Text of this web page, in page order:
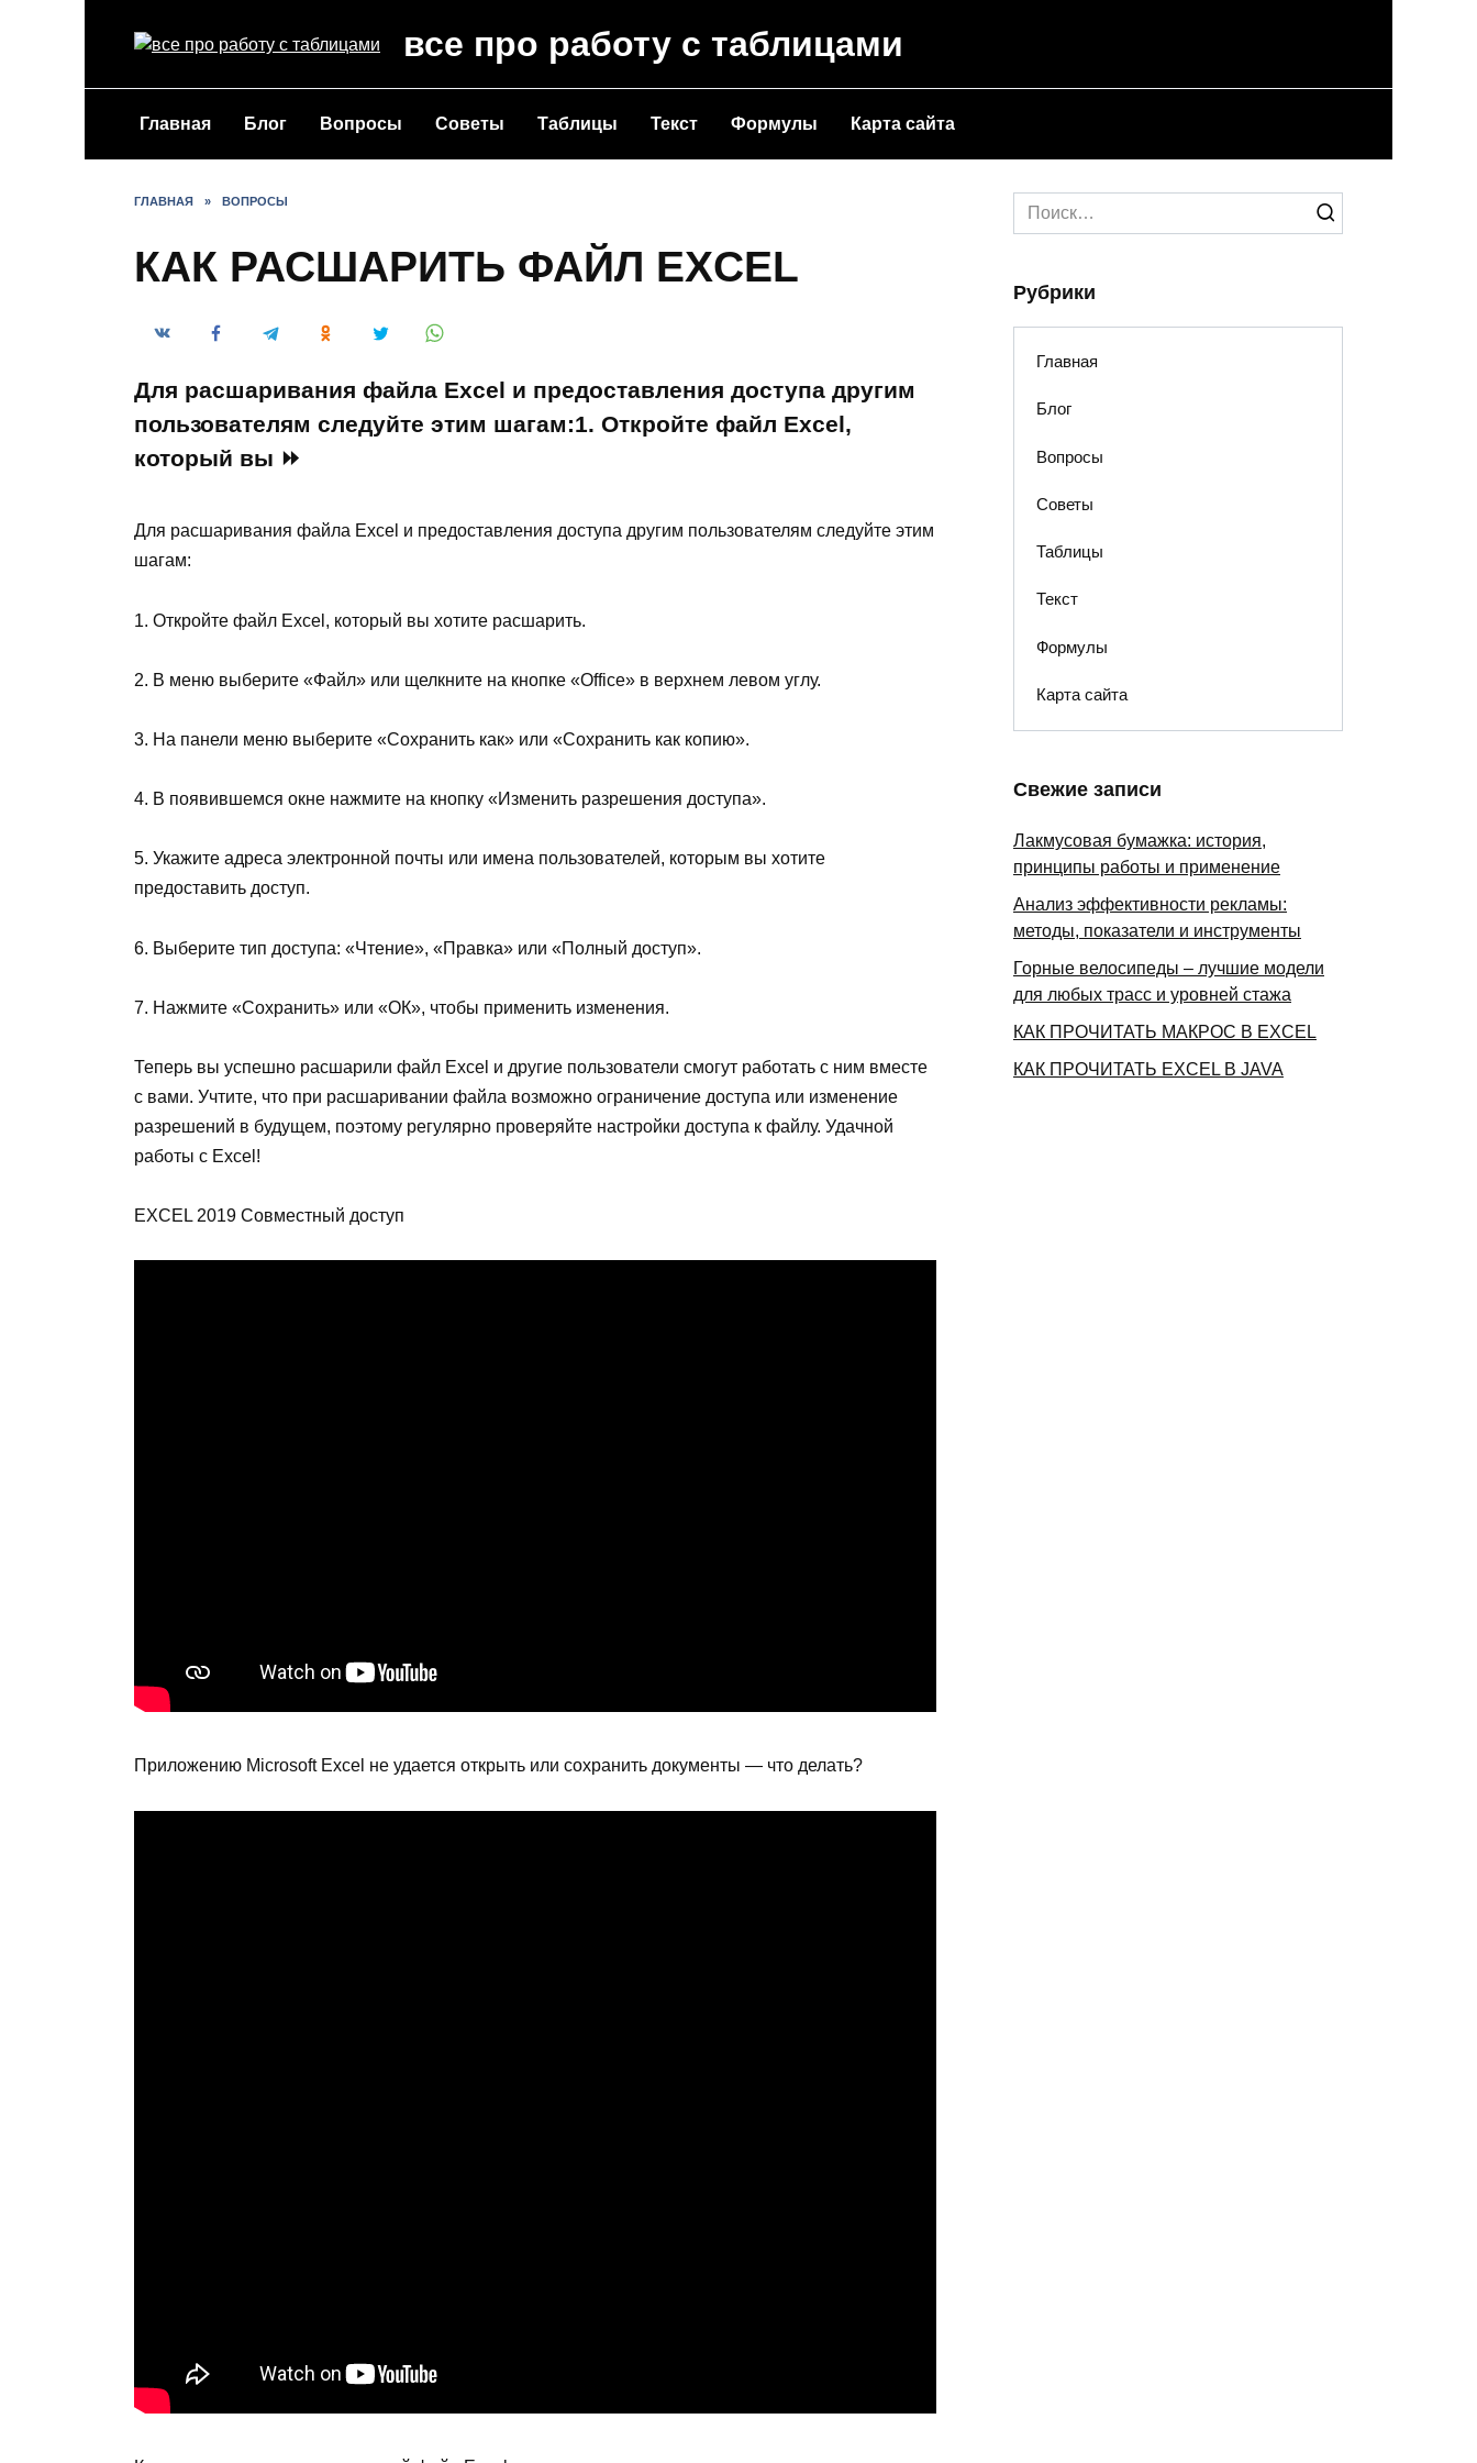
все про работу с таблицами
Главная Блог Вопросы Советы Таблицы Текст Формулы Карта сайта
ГЛАВНАЯ » ВОПРОСЫ
КАК РАСШАРИТЬ ФАЙЛ EXCEL
Для расшаривания файла Excel и предоставления доступа другим
пользователям следуйте этим шагам:1. Откройте файл Excel,
который вы ⏩
Для расшаривания файла Excel и предоставления доступа другим пользователям следуйте этим
шагам:
1. Откройте файл Excel, который вы хотите расшарить.
2. В меню выберите «Файл» или щелкните на кнопке «Office» в верхнем левом углу.
3. На панели меню выберите «Сохранить как» или «Сохранить как копию».
4. В появившемся окне нажмите на кнопку «Изменить разрешения доступа».
5. Укажите адреса электронной почты или имена пользователей, которым вы хотите
предоставить доступ.
6. Выберите тип доступа: «Чтение», «Правка» или «Полный доступ».
7. Нажмите «Сохранить» или «ОК», чтобы применить изменения.
Теперь вы успешно расшарили файл Excel и другие пользователи смогут работать с ним вместе
с вами. Учтите, что при расшаривании файла возможно ограничение доступа или изменение
разрешений в будущем, поэтому регулярно проверяйте настройки доступа к файлу. Удачной
работы с Excel!
EXCEL 2019 Совместный доступ
Приложению Microsoft Excel не удается открыть или сохранить документы — что делать?
Search
for:
Рубрики
Главная
Блог
Вопросы
Советы
Таблицы
Текст
Формулы
Карта сайта
Свежие записи
Лакмусовая бумажка: история,
принципы работы и применение
Анализ эффективности рекламы:
методы, показатели и инструменты
Горные велосипеды – лучшие модели
для любых трасс и уровней стажа
КАК ПРОЧИТАТЬ МАКРОС В EXCEL
КАК ПРОЧИТАТЬ EXCEL В JAVA